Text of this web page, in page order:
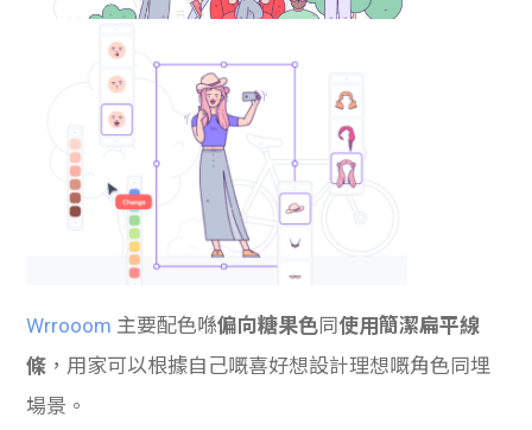
Wrrooom 主要配色喺偏向糖果色同使用簡潔扁平線
條 ，用家可以根據自己嘅喜好想設計理想嘅角色同埋
場景。